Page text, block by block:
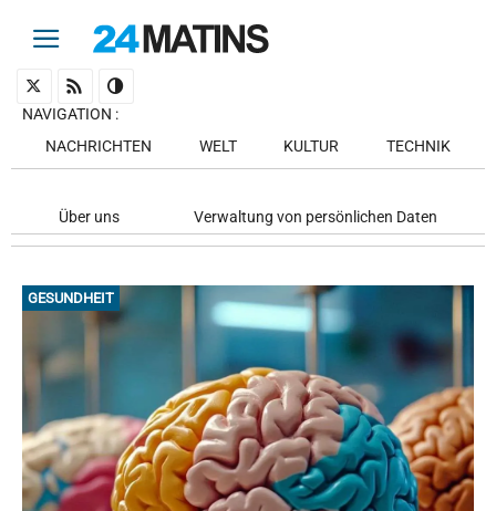
NAVIGATION :
NACHRICHTEN
WELT KULTUR TECHNIK
Über uns Verwaltung von persönlichen Daten
GESUNDHEIT